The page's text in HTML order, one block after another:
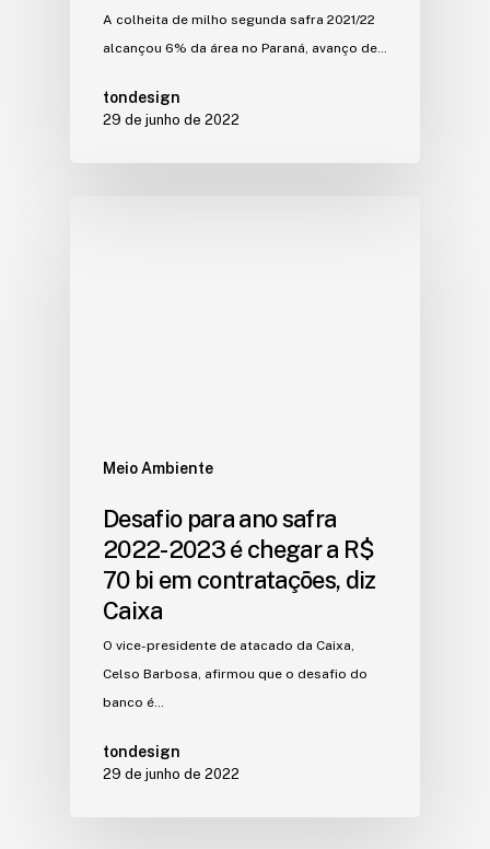
A colheita de milho segunda safra 2021/22
alcançou 6% da área no Paraná, avanço de…
tondesign
29 de junho de 2022
Meio Ambiente
Desafio para ano safra
2022-2023 é chegar a R$
70 bi em contratações, diz
Caixa
O vice-presidente de atacado da Caixa,
Celso Barbosa, afirmou que o desafio do
banco é…
tondesign
29 de junho de 2022